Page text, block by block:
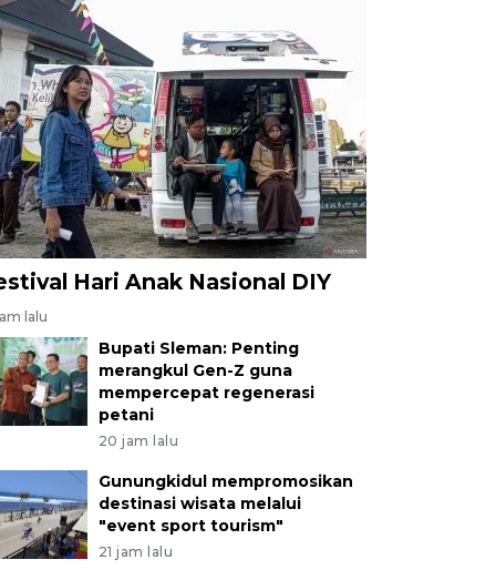
Hari Anak Nasional DIY
lalu
Bupati Sleman: Penting
merangkul Gen-Z guna
mempercepat regenerasi
petani
20 jam lalu
Gunungkidul mempromosikan
destinasi wisata melalui
"event sport tourism"
21 jam lalu